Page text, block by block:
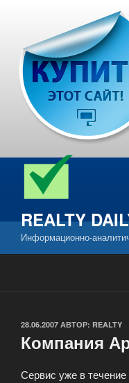
содержимому
REALTY
Информационно-
ОПУБЛИКОВАНО
28.06.2007 АВТОР: REALTY
Компания
Сервис уже в течение